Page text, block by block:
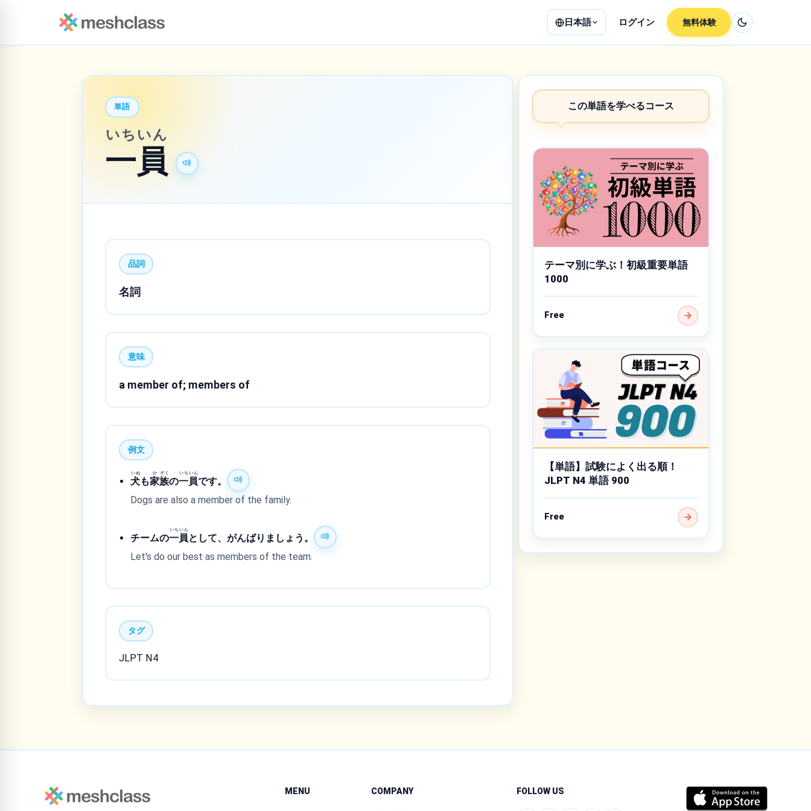
日本語 ログイン 無料体験
単語
一
いち
員
いん
品詞
名詞
意味
a member of; members of
例文
犬
いぬ
も家
か
族
ぞく
の一
いち
員
いん
です。
Dogs are also a member of the family.
チームの一
いち
員
いん
として、がんばりましょう。
Let's do our best as members of the team.
タグ
JLPT N4
この単語を学べるコース
テーマ別に学ぶ！初級重要単語
1000
Free
【単語】試験によく出る順！
JLPT N4 単語 900
Free
MENU COMPANY FOLLOW US